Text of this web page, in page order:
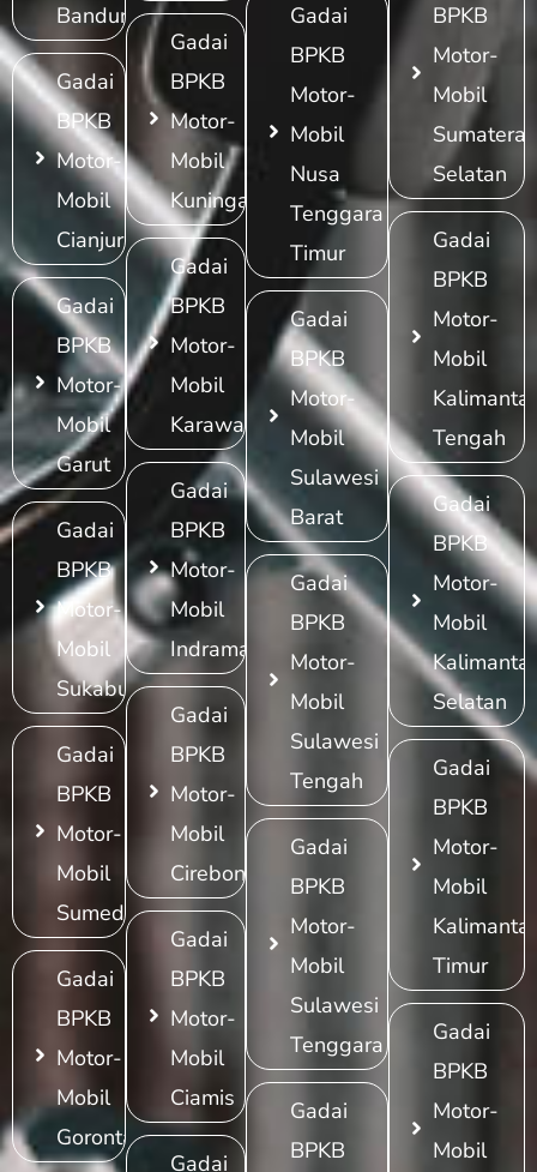
Bandung
Gadai
BPKB
Motor-
Mobil
Cianjur
Gadai
BPKB
Motor-
Mobil
Garut
Gadai
BPKB
Motor-
Mobil
Sukabumi
Gadai
BPKB
Motor-
Mobil
Sumedang
Gadai
BPKB
Motor-
Mobil
Gorontalo
Gadai
BPKB
Motor-
Mobil
Kuningan
Gadai
BPKB
Motor-
Mobil
Karawang
Gadai
BPKB
Motor-
Mobil
Indramayu
Gadai
BPKB
Motor-
Mobil
Cirebon
Gadai
BPKB
Motor-
Mobil
Ciamis
Gadai
Gadai
BPKB
Motor-
Mobil
Nusa
Tenggara
Timur
Gadai
BPKB
Motor-
Mobil
Sulawesi
Barat
Gadai
BPKB
Motor-
Mobil
Sulawesi
Tengah
Gadai
BPKB
Motor-
Mobil
Sulawesi
Tenggara
Gadai
BPKB
BPKB
Motor-
Mobil
Sumatera
Selatan
Gadai
BPKB
Motor-
Mobil
Tengah
Gadai
BPKB
Motor-
Mobil
Selatan
Gadai
BPKB
Motor-
Mobil
Timur
Gadai
BPKB
Motor-
Mobil